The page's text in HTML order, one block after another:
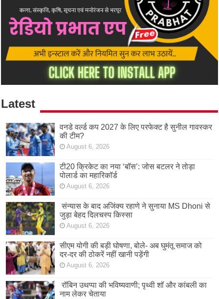
Latest
वनडे वर्ल्ड कप 2027 के लिए परफेक्ट है सुनील गावस्कर
की टीम?
August 6, 2026
टी20 क्रिकेट का नया ‘बॉस’: जोस बटलर ने तोड़ा
पोलार्ड का महारिकॉर्ड
August 6, 2026
संन्यास के बाद अजिंक्‍य रहाणे ने सुनाया MS Dhoni से
जुड़ा बेहद दिलचस्प किस्सा
August 6, 2026
सीएम योगी की बड़ी घोषणा, बोले- अब घुमंतू समाज को
दर-दर की ठोकरें नहीं खानी पड़ेंगी
August 6, 2026
रॉबिन उथप्पा की भविष्यवाणी; पृथ्वी शॉ और कांबली का
नाम लेकर चेताया